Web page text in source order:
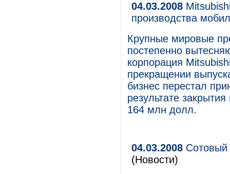
04.03.2008
производства
Крупные мировые
постепенно
корпорация
прекращении
бизнес перестал
результате
164 млн долл.
04.03.2008 Сотовый
(Новости)